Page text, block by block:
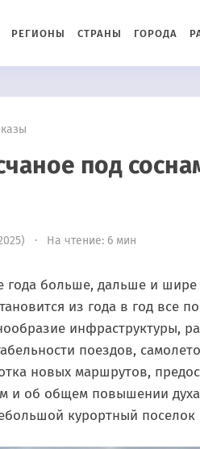
РЕГИОНЫ СТРАНЫ ГОРОДА
под
· На чтение: 6 мин
года больше, дальше и шире
из года в год все
инфраструктуры,
поездов,
новых маршрутов,
и об общем повышении
курортный